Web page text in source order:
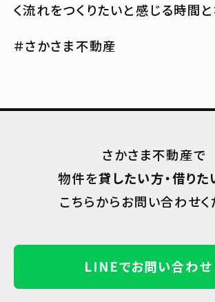
く流れをつくりたいと感じる時間と
＃さかさま不動産
さかさま不動産で
物件を貸したい方・借りた
こちらからお問い合わせく
LINEでお問い合わせ